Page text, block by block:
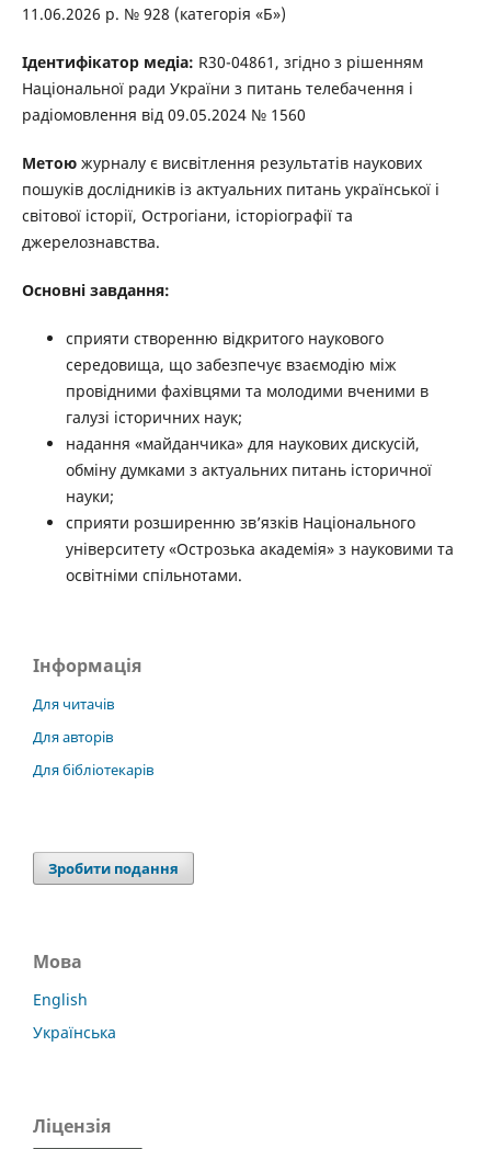
11.06.2026 р. № 928 (категорія «Б»)
Ідентифікатор медіа: R30-04861, згідно з рішенням
Національної ради України з питань телебачення і
радіомовлення від 09.05.2024 № 1560
Метою журналу є висвітлення результатів наукових
пошуків дослідників із актуальних питань української і
світової історії, Острогіани, історіографії та
джерелознавства.
Основні завдання:
сприяти створенню відкритого наукового
середовища, що забезпечує взаємодію між
провідними фахівцями та молодими вченими в
галузі історичних наук;
надання «майданчика» для наукових дискусій,
обміну думками з актуальних питань історичної
науки;
сприяти розширенню зв’язків Національного
університету «Острозька академія» з науковими та
освітніми спільнотами.
Інформація
Для читачів
Для авторів
Для бібліотекарів
Зробити подання
Мова
English
Українська
Ліцензія